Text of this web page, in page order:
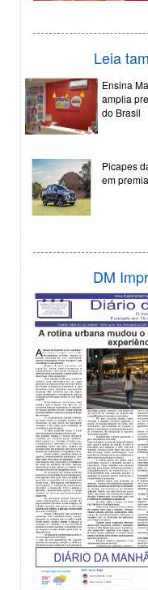
Leia
Ensina
amplia
do Brasil
Picapes
em
DM